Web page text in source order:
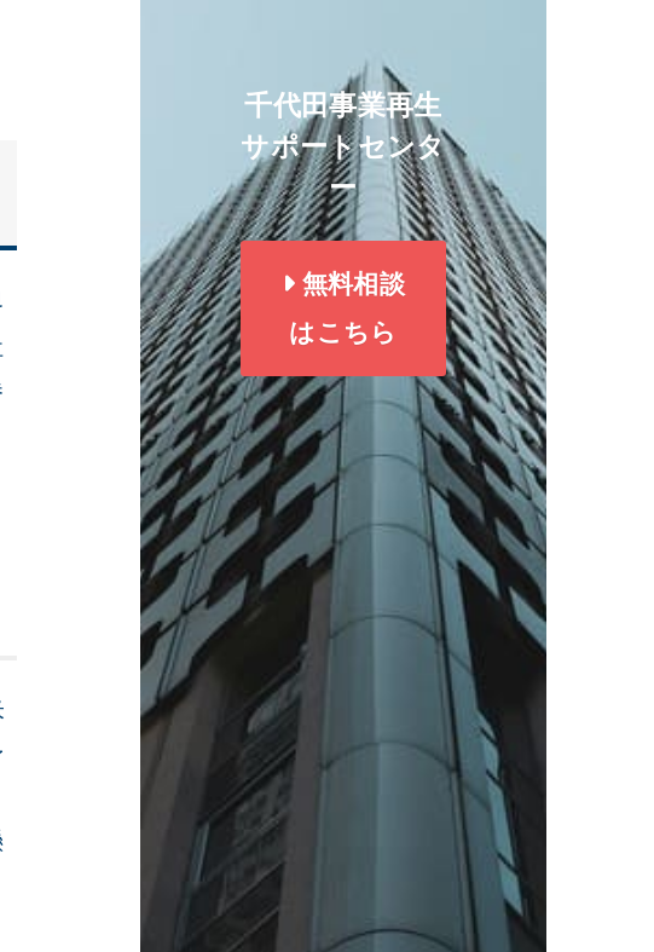
千代田事業再生
サポートセンタ
ー
無料相談
はこちら